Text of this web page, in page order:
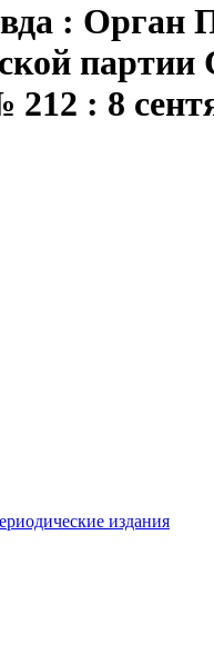
: Орган
партии
: 8
издания